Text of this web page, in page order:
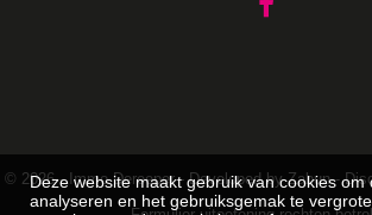
© 2026 - Immo Dereeper -Developed by Zabun-
Deze website maakt gebruik van cookies om
analyseren en het gebruiksgemak te